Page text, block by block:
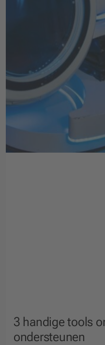
3 handige tools
ondersteunen